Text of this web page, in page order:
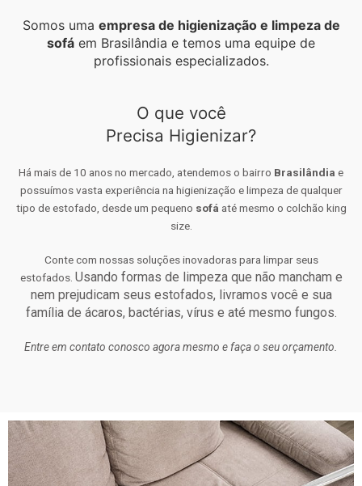
Somos uma empresa de higienização e limpeza de
sofá em Brasilândia e temos uma equipe de
profissionais especializados.
O que você
Precisa Higienizar?
Há mais de 10 anos no mercado, atendemos o bairro Brasilândia e
possuímos vasta experiência na higienização e limpeza de qualquer
tipo de estofado, desde um pequeno sofá até mesmo o colchão king
size.
Conte com nossas soluções inovadoras para limpar seus
estofados. Usando formas de limpeza que não mancham e
nem prejudicam seus estofados, livramos você e sua
família de ácaros, bactérias, vírus e até mesmo fungos.
Entre em contato conosco agora mesmo e faça o seu orçamento.